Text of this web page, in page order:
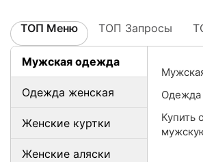
ТОП Меню ТОП Запросы
Мужская одежда
Одежда женская
Женские куртки
Женские аляски
Одежда
Купить